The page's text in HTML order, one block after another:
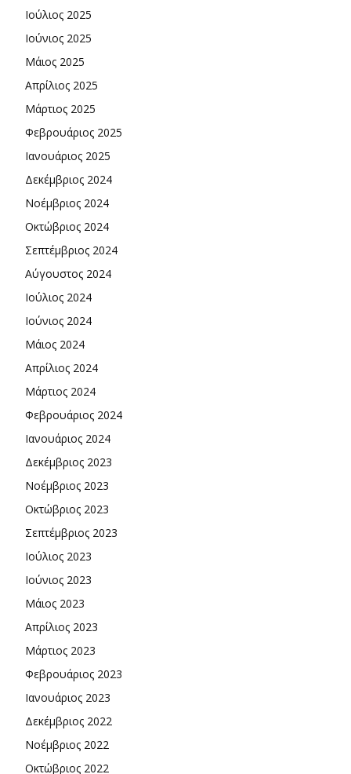
Ιούλιος 2025
Ιούνιος 2025
Μάιος 2025
Απρίλιος 2025
Μάρτιος 2025
Φεβρουάριος 2025
Ιανουάριος 2025
Δεκέμβριος 2024
Νοέμβριος 2024
Οκτώβριος 2024
Σεπτέμβριος 2024
Αύγουστος 2024
Ιούλιος 2024
Ιούνιος 2024
Μάιος 2024
Απρίλιος 2024
Μάρτιος 2024
Φεβρουάριος 2024
Ιανουάριος 2024
Δεκέμβριος 2023
Νοέμβριος 2023
Οκτώβριος 2023
Σεπτέμβριος 2023
Ιούλιος 2023
Ιούνιος 2023
Μάιος 2023
Απρίλιος 2023
Μάρτιος 2023
Φεβρουάριος 2023
Ιανουάριος 2023
Δεκέμβριος 2022
Νοέμβριος 2022
Οκτώβριος 2022